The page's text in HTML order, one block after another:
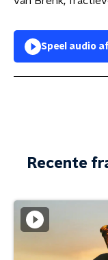
Speel audio af
Recente